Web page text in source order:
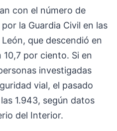
con el número de
la Guardia Civil en las
que descendió en
por ciento. Si en
investigadas
vial, el pasado
1.943, según datos
del Interior.